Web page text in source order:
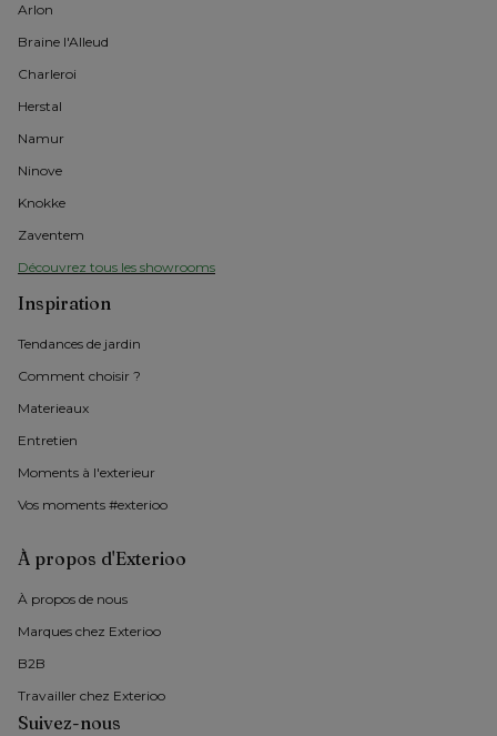
Arlon
Braine l'Alleud
Charleroi
Herstal
Namur
Ninove
Knokke
Zaventem
Découvrez tous les showrooms
Inspiration
Tendances de jardin
Comment choisir ?
Materieaux
Entretien
Moments à l'exterieur
Vos moments #exterioo
À propos d'Exterioo
À propos de nous
Marques chez Exterioo
B2B
Travailler chez Exterioo
Suivez-nous